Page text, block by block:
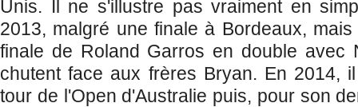
Unis. Il ne s'illustre pas vraiment en
2013, malgré une finale à Bordeaux,
finale de Roland Garros en double avec
chutent face aux frères Bryan. En 2014,
tour de l'Open d'Australie puis, pour son